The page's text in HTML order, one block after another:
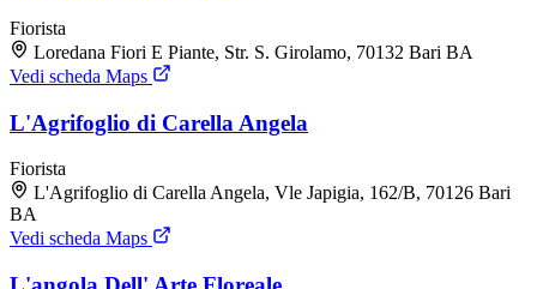
Fiorista
Loredana Fiori E Piante, Str. S. Girolamo, 70132 Bari BA
Vedi scheda Maps
L'Agrifoglio di Carella Angela
Fiorista
L'Agrifoglio di Carella Angela, Vle Japigia, 162/B, 70126 Bari
BA
Vedi scheda Maps